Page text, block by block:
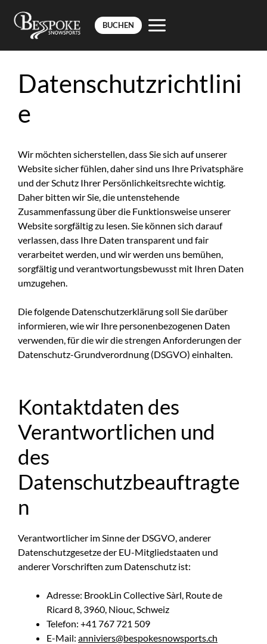
BUCHEN
springenDatenschutzrichtlini
e
Wir möchten sicherstellen, dass Sie sich auf unserer
Website sicher fühlen, daher sind uns Ihre Privatsphäre
und der Schutz Ihrer Persönlichkeitsrechte wichtig.
Daher bitten wir Sie, die untenstehende
Zusammenfassung über die Funktionsweise unserer
Website sorgfältig zu lesen. Sie können sich darauf
verlassen, dass Ihre Daten transparent und fair
verarbeitet werden, und wir werden uns bemühen,
sorgfältig und verantwortungsbewusst mit Ihren Daten
umzugehen.
Die folgende Datenschutzerklärung soll Sie darüber
informieren, wie wir Ihre personenbezogenen Daten
verwenden, für die wir die strengen Anforderungen der
Datenschutz-Grundverordnung (DSGVO) einhalten.
Kontaktdaten des
Verantwortlichen und
des
Datenschutzbeauftragte
n
Verantwortlicher im Sinne der DSGVO, anderer
Datenschutzgesetze der EU-Mitgliedstaaten und
anderer Vorschriften zum Datenschutz ist:
Adresse: BrookLin Collective Sàrl, Route de
Ricard 8, 3960, Niouc, Schweiz
Telefon: +41 767 721 509
E-Mail: anniviers@bespokesnowsports.ch